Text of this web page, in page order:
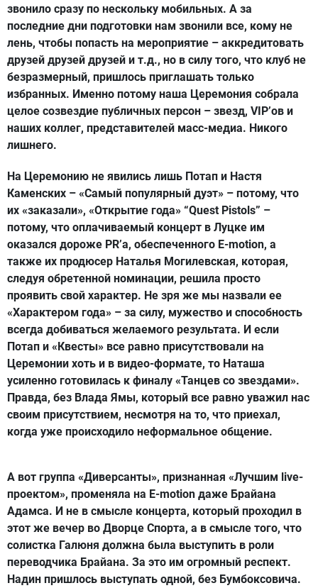
звонило сразу по нескольку мобильных. А за
последние дни подготовки нам звонили все, кому не
лень, чтобы попасть на мероприятие – аккредитовать
друзей друзей друзей и т.д., но в силу того, что клуб не
безразмерный, пришлось приглашать только
избранных. Именно потому наша Церемония собрала
целое созвездие публичных персон – звезд, VIP’ов и
наших коллег, представителей масс-медиа. Никого
лишнего.
На Церемонию не явились лишь Потап и Настя
Каменских – «Самый популярный дуэт» – потому, что
их «заказали», «Открытие года» “Quest Pistols” –
потому, что оплачиваемый концерт в Луцке им
оказался дороже PR’а, обеспеченного E-motion, а
также их продюсер Наталья Могилевская, которая,
следуя обретенной номинации, решила просто
проявить свой характер. Не зря же мы назвали ее
«Характером года» – за силу, мужество и способность
всегда добиваться желаемого результата. И если
Потап и «Квесты» все равно присутствовали на
Церемонии хоть и в видео-формате, то Наташа
усиленно готовилась к финалу «Танцев со звездами».
Правда, без Влада Ямы, который все равно уважил нас
своим присутствием, несмотря на то, что приехал,
когда уже происходило неформальное общение.
А вот группа «Диверсанты», признанная «Лучшим live-
проектом», променяла на E-motion даже Брайана
Адамса. И не в смысле концерта, который проходил в
этот же вечер во Дворце Спорта, а в смысле того, что
солистка Галюня должна была выступить в роли
переводчика Брайана. За это им огромный респект.
Надин пришлось выступать одной, без Бумбоксовича.